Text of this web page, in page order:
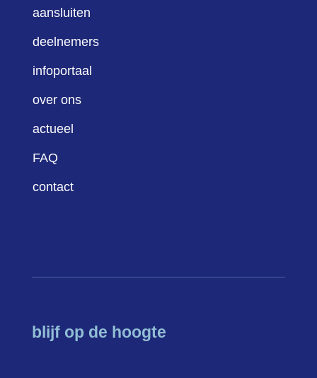
aansluiten
deelnemers
infoportaal
over ons
actueel
FAQ
contact
blijf op de hoogte